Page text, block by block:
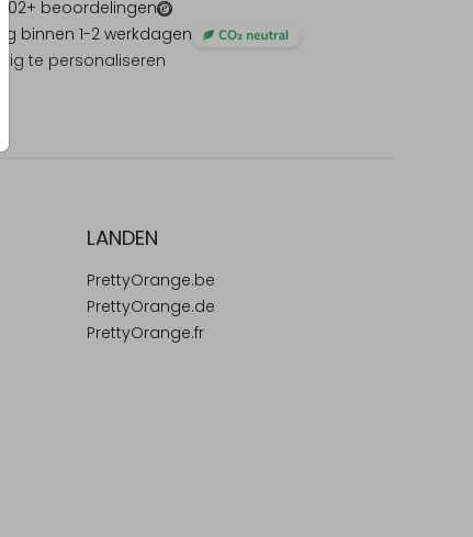
1202+ beoordelingen
binnen 1-2 werkdagen
te personaliseren
LANDEN
PrettyOrange.be
PrettyOrange.de
PrettyOrange.fr